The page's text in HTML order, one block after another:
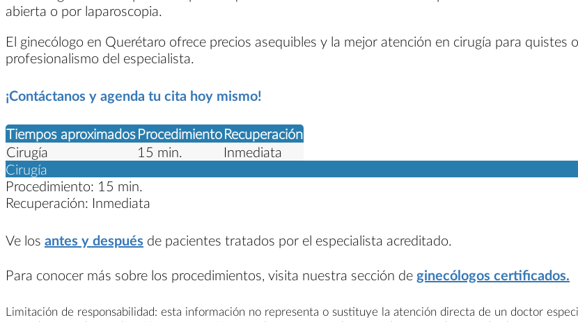
abierta o por laparoscopia.
El ginecólogo en Querétaro ofrece precios asequibles y la mejor atención en cirugía para
profesionalismo del especialista.
¡Contáctanos y agenda tu cita hoy mismo!
Tiempos aproximadosProcedimientoRecuperación
Cirugía
15 min.
Inmediata
Cirugía
Procedimiento: 15 min.
Recuperación: Inmediata
Ve los antes y después de pacientes tratados por el especialista acreditado.
Para conocer más sobre los procedimientos, visita nuestra sección de ginecólogos certificados.
Limitación de responsabilidad: esta información no representa o sustituye la atención directa de un doctor